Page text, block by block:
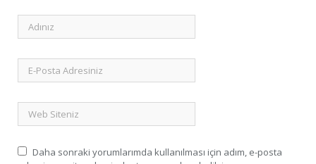
Daha sonraki yorumlarımda kullanılması için adım, e-posta